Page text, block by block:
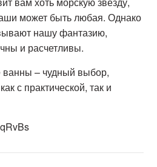
может быть любая. Однако
нашу фантазию,
и расчетливы.
– чудный выбор,
с практической, так и